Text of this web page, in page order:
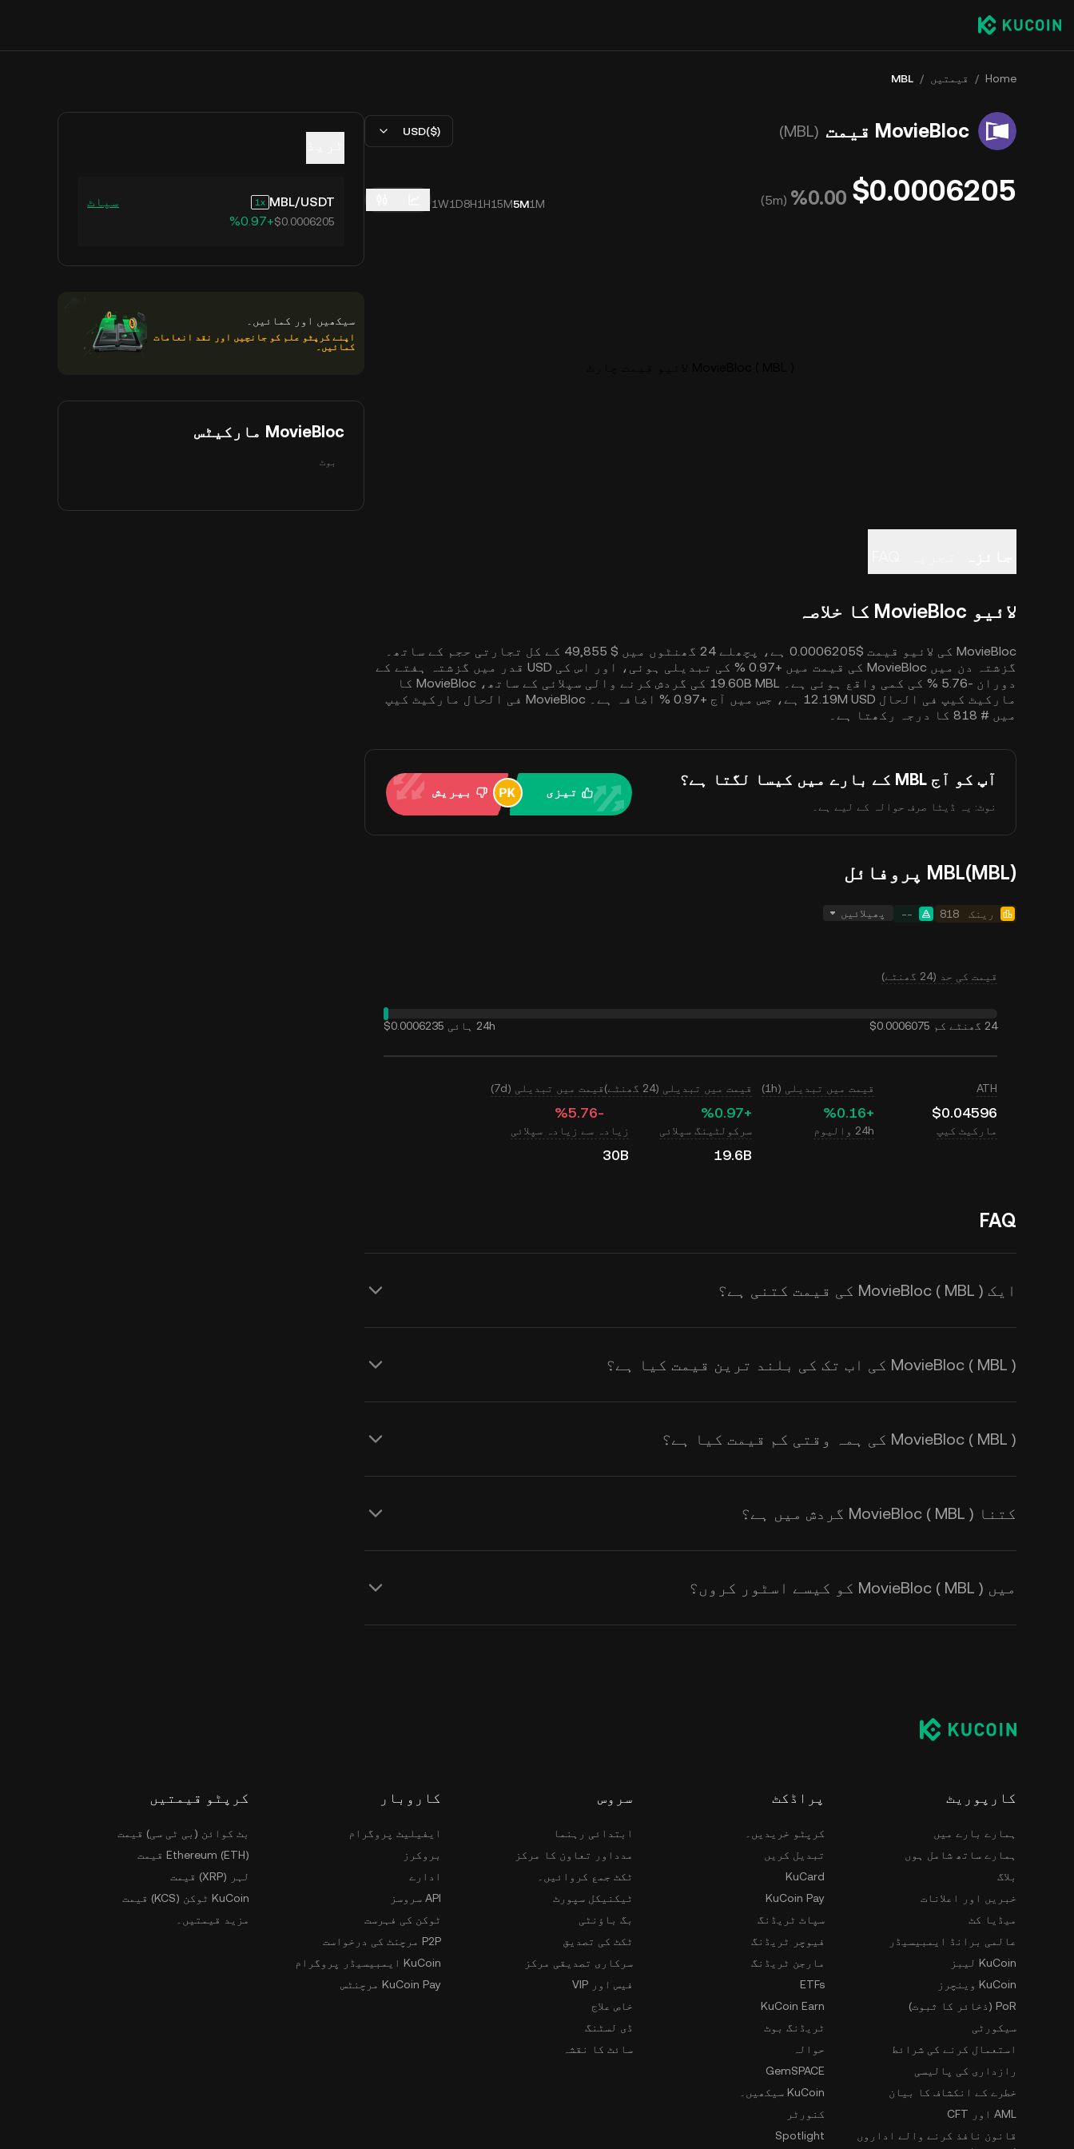
Home
/ قیمتیں /
MBL
MovieBloc قیمت (MBL)
USD($)
$0.0006205
‮‭0.00‬%‬
(
5m
)
1M
5M
15M
1H
8H
1D
1W
لائیو MovieBloc کا خلاصہ
MovieBloc کی لائیو قیمت $0.0006205 ہے، پچھلے 24 گھنٹوں میں $ 49,855 کے کل تجارتی حجم کے ساتھ۔
گزشتہ دن میں MovieBloc کی قیمت میں +0.97 % کی تبدیلی ہوئی، اور اس کی USD قدر میں گزشتہ ہفتے کے
دوران -‎5.76 % کی کمی واقع ہوئی ہے۔ 19.60B MBL کی گردش کرنے والی سپلائی کے ساتھ، MovieBloc کا
مارکیٹ کیپ فی الحال 12.19M USD ہے، جس میں آج +0.97 % اضافہ ہے۔ MovieBloc فی الحال مارکیٹ کیپ
میں # 818 کا درجہ رکھتا ہے۔
آپ کو آج MBL کے بارے میں کیسا لگتا ہے؟
نوٹ: یہ ڈیٹا صرف حوالہ کے لیے ہے۔
تیزی بیریش
MBL(MBL) پروفائل
رینک 818
-- پھیلائیں
قیمت کی حد (24 گھنٹے)
24 گھنٹے کم $0.0006075 24h ہائی $0.0006235
ATH
$0.04596
قیمت میں تبدیلی (1h)
‮+‭0.16‬%‬
قیمت میں تبدیلی (24 گھنٹے)
‮+‭0.97‬%‬
قیمت میں تبدیلی (7d)
‮-‭5.76‬%‬
مارکیٹ کیپ 24h والیوم سرکولٹینگ سپلائی
19.6B
زیادہ سے زیادہ سپلائی
30B
FAQ
ایک MovieBloc ( MBL ) کی قیمت کتنی ہے؟
KuCoin MovieBloc ( MBL ) کے لیے ریئل ٹائم USD قیمت کے اپ ڈیٹس فراہم
کرتا ہے۔ اس کی قیمت طلب اور رسد کے ساتھ ساتھ مارکیٹ کے جذبات سے
MovieBloc ( MBL ) کی اب تک کی بلند ترین قیمت کیا ہے؟
MovieBloc ( MBL ) کی ہمہ وقتی کم قیمت کیا ہے؟
کتنا MovieBloc ( MBL ) گردش میں ہے؟
میں MovieBloc ( MBL ) کو کیسے اسٹور کروں؟
MBL/USDT
1 سپاٹ
$0.0006205
‮+‭0.97‬%‬
سیکھیں اور کمائیں۔
اپنے کرپٹو علم کو جانچیں اور نقد انعامات
کمائیں۔
MovieBloc مارکیٹس
بوٹ
کارپوریٹ
ہمارے بارے میں
ہمارے ساتھ شامل ہوں
بلاگ
خبریں اور اعلانات
میڈیا کٹ
عالمی برانڈ ایمبیسیڈر
KuCoin لیبز
KuCoin وینچرز
PoR (ذخائر کا ثبوت)
سیکورٹی
استعمال کرنے کی شرائط
رازداری کی پالیسی
خطرے کے انکشاف کا بیان
AML اور CFT
قانون نافذ کرنے والے اداروں
پراڈکٹ
کرپٹو خریدیں۔
تبدیل کریں
KuCard
KuCoin Pay
سپاٹ ٹریڈنگ
فیوچر ٹریڈنگ
مارجن ٹریڈنگ
ETFs
KuCoin Earn
ٹریڈنگ بوٹ
حوالہ
GemSPACE
KuCoin سیکھیں۔
کنورٹر
Spotlight
سروس
ابتدائی رہنما
مدداور تعاون کا مرکز
ٹکٹ جمع کروائیں۔
ٹیکنیکل سپورٹ
بگ باؤنٹی
ٹکٹ کی تصدیق
سرکاری تصدیقی مرکز
فیس اور VIP
خاص علاج
ڈی لسٹنگ
سائٹ کا نقشہ
کاروبار
ایفیلیٹ پروگرام
بروکرز
ادارے
API سروسز
ٹوکن کی فہرست
P2P مرچنٹ کی درخواست
KuCoin ایمبیسیڈر پروگرام
KuCoin Pay مرچنٹس
کرپٹو قیمتیں
بٹ کوائن (بی ٹی سی) قیمت
Ethereum (ETH) قیمت
لہر (XRP) قیمت
KuCoin ٹوکن (KCS) قیمت
مزید قیمتیں۔